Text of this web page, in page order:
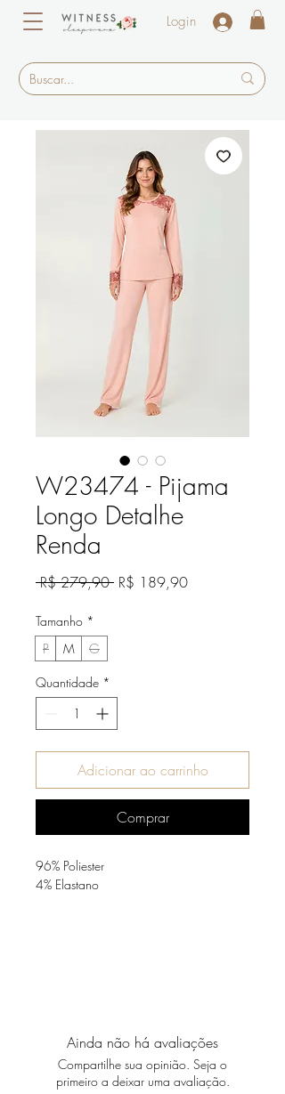
Login
W23474 - Pijama
Longo Detalhe
Renda
R$ 279,90 Preço
R$ 189,90Preço
Tamanho *
P
M
G
Quantidade *
Adicionar ao carrinho
Comprar
96% Poliester
4% Elastano
Ainda não há avaliações
Compartilhe sua opinião. Seja o
primeiro a deixar uma avaliação.